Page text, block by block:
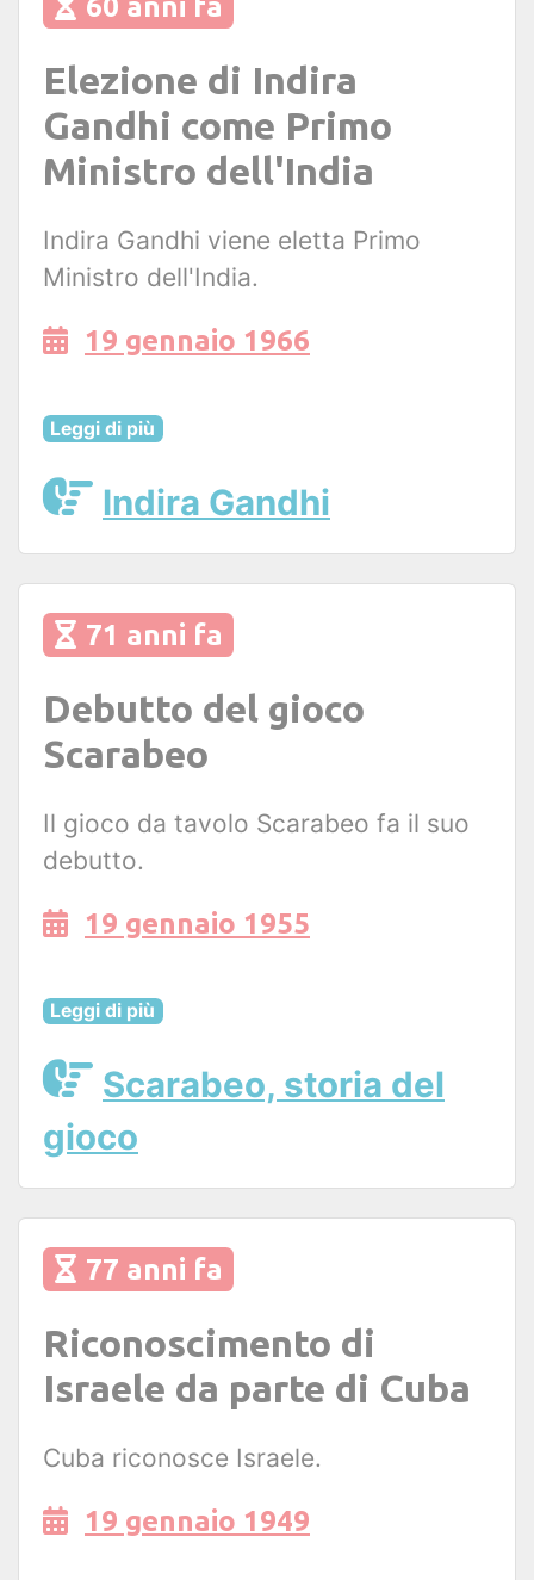
Elezione di Indira
Gandhi come Primo
Ministro dell'India
Indira Gandhi viene eletta Primo
Ministro dell'India.
19 gennaio 1966
Leggi di più
Indira Gandhi
71 anni fa
Debutto del gioco
Scarabeo
Il gioco da tavolo Scarabeo fa il suo
debutto.
19 gennaio 1955
Leggi di più
Scarabeo, storia del
gioco
77 anni fa
Riconoscimento di
Israele da parte di Cuba
Cuba riconosce Israele.
19 gennaio 1949